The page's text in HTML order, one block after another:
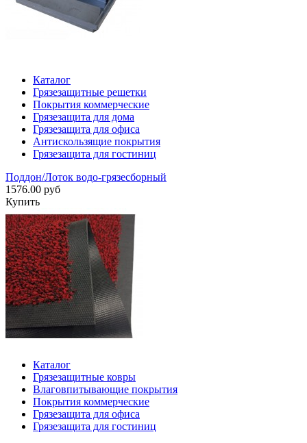
Каталог
Грязезащитные решетки
Покрытия коммерческие
Грязезащита для дома
Грязезащита для офиса
Антискользящие покрытия
Грязезащита для гостиниц
Поддон/Лоток водо-грязесборный
1576.00 руб
Купить
Каталог
Грязезащитные ковры
Влаговпитывающие покрытия
Покрытия коммерческие
Грязезащита для офиса
Грязезащита для гостиниц